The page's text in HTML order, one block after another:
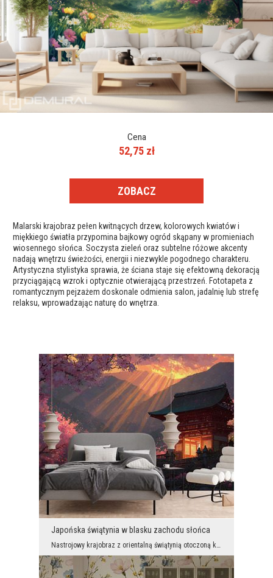
Cena
52,75 zł
ZOBACZ
Malarski krajobraz pełen kwitnących drzew, kolorowych kwiatów i
miękkiego światła przypomina bajkowy ogród skąpany w promieniach
wiosennego słońca. Soczysta zieleń oraz subtelne różowe akcenty
nadają wnętrzu świeżości, energii i niezwykle pogodnego charakteru.
Artystyczna stylistyka sprawia, że ściana staje się efektowną dekoracją
przyciągającą wzrok i optycznie otwierającą przestrzeń. Fototapeta z
romantycznym pejzażem doskonale odmienia salon, jadalnię lub strefę
relaksu, wprowadzając naturę do wnętrza.
Japońska świątynia w blasku zachodu słońca
Nastrojowy krajobraz z orientalną świątynią otoczoną kwitnącymi drzewami zachwyca intensywnymi ko...